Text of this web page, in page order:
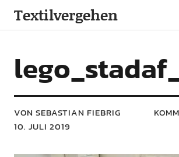
Textilvergehen
VON SEBASTIAN FIEBRIG
10. JULI 2019